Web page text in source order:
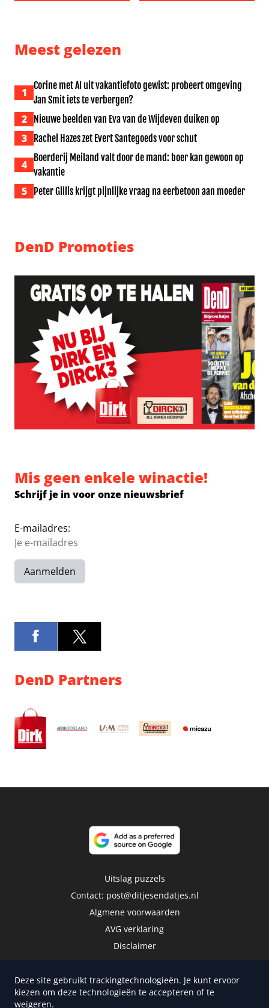
Meest gelezen
1
Corine met AI uit vakantiefoto gewist: probeert omgeving
Jan Smit iets te verbergen?
2 Nieuwe beelden van Eva van de Wijdeven duiken op
3 Rachel Hazes zet Evert Santegoeds voor schut
4
Boerderij Meiland valt door de mand: boer kan gewoon op
vakantie
5 Peter Gillis krijgt pijnlijke vraag na eerbetoon aan moeder
DenD Promoties
Mis geen enkele winactie!
Schrijf je in voor onze nieuwsbrief
E-mailadres:
Aanmelden
DenD Partners
Uitslag puzzels
Contact: post@ditjesendatjes.nl
Algmene voorwaarden
AVG verklaring
Disclaimer
Deze site gebruikt trackingtechnologieën. Je kunt ervoor
kiezen om deze technologieën te accepteren of te
weigeren.